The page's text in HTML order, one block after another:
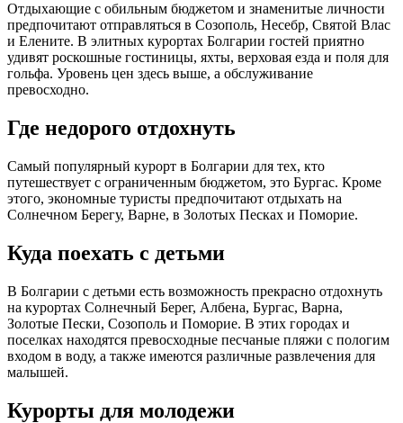
Отдыхающие с обильным бюджетом и знаменитые личности
предпочитают отправляться в Созополь, Несебр, Святой Влас
и Елените. В элитных курортах Болгарии гостей приятно
удивят роскошные гостиницы, яхты, верховая езда и поля для
гольфа. Уровень цен здесь выше, а обслуживание
превосходно.
Где недорого отдохнуть
Самый популярный курорт в Болгарии для тех, кто
путешествует с ограниченным бюджетом, это Бургас. Кроме
этого, экономные туристы предпочитают отдыхать на
Солнечном Берегу, Варне, в Золотых Песках и Поморие.
Куда поехать с детьми
В Болгарии с детьми есть возможность прекрасно отдохнуть
на курортах Солнечный Берег, Албена, Бургас, Варна,
Золотые Пески, Созополь и Поморие. В этих городах и
поселках находятся превосходные песчаные пляжи с пологим
входом в воду, а также имеются различные развлечения для
малышей.
Курорты для молодежи